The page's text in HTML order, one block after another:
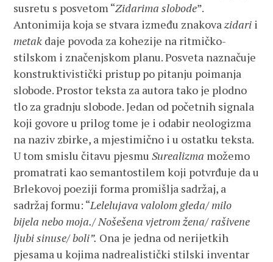
susretu s posvetom “Zidarima slobode”.
Antonimija koja se stvara između znakovazidari i
metak daje povoda za kohezije na ritmičko-
stilskom i značenjskom planu. Posveta naznačuje
konstruktivistički pristup po pitanju poimanja
slobode. Prostor teksta za autora tako je plodno
tlo za gradnju slobode. Jedan od početnih signala
koji govore u prilog tome je i odabir neologizma
na naziv zbirke, a mjestimično i u ostatku teksta.
U tom smislu čitavu pjesmuSurealizma možemo
promatrati kao semantostilem koji potvrđuje da u
Brlekovoj poeziji forma promišlja sadržaj, a
sadržaj formu: “Lelelujava valolom gleda/ milo
bijela nebo moja./ Nošešena vjetrom žena/ rašivene
ljubi sinuse/ boli”. Ona je jedna od nerijetkih
pjesama u kojima nadrealistički stilski inventar